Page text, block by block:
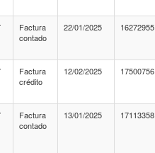
Factura
contado
22/01/2025 16272955
Factura
crédito
12/02/2025 17500756
Factura
contado
13/01/2025 17113358